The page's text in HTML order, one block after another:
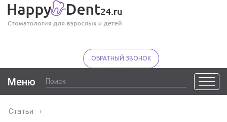
ОБРАТНЫЙ ЗВОНОК
Меню
Статьи ›